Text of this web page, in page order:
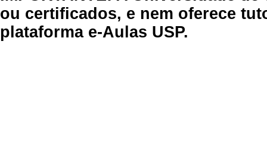
ou certificados, e nem oferece
plataforma e-Aulas USP.